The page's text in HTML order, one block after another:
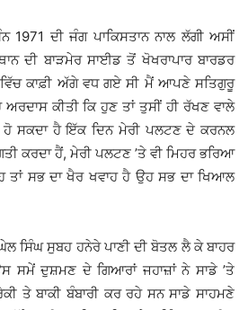
ਦੀ ਜੰਗ ਪਾਕਿਸਤਾਨ ਨਾਲ ਲੱਗੀ ਅਸੀਂ
ਦੀ ਬਾੜਮੇਰ ਸਾਈਡ ਤੋਂ ਖੋਖਰਾਪਾਰ ਬਾਰਡਰ
ਕਾਫ਼ੀ ਅੱਗੇ ਵਧ ਗਏ ਸੀ ਮੈਂ ਆਪਣੇ ਸਤਿਗੁਰੂ
ਅਰਦਾਸ ਕੀਤੀ ਕਿ ਹੁਣ ਤਾਂ ਤੁਸੀਂ ਹੀ ਰੱਖਣ ਵਾਲੇ
ਹੋ ਸਕਦਾ ਹੈ ਇੱਕ ਦਿਨ ਮੇਰੀ ਪਲਟਣ ਦੇ ਕਰਨਲ
ਕਰਦਾ ਹੈਂ, ਮੇਰੀ ਪਲਟਣ ’ਤੇ ਵੀ ਮਿਹਰ ਭਰਿਆ
ਤਾਂ ਸਭ ਦਾ ਖੈਰ ਖਵਾਹ ਹੈ ਉਹ ਸਭ ਦਾ ਖਿਆਲ
ਸਿੰਘ ਸੁਬਹ ਹਨੇਰੇ ਪਾਣੀ ਦੀ ਬੋਤਲ ਲੈ ਕੇ ਬਾਹਰ
ਸਮੇਂ ਦੁਸ਼ਮਣ ਦੇ ਗਿਆਰਾਂ ਜਹਾਜ਼ਾਂ ਨੇ ਸਾਡੇ ’ਤੇ
ਤੇ ਬਾਕੀ ਬੰਬਾਰੀ ਕਰ ਰਹੇ ਸਨ ਸਾਡੇ ਸਾਹਮਣੇ